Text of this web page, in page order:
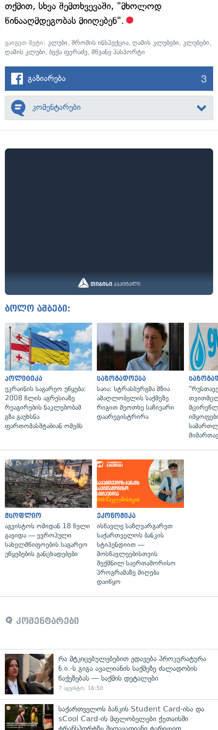
თქმით, სხვა შემთხვევაში, "მხოლოდ
წინააღმდეგობას მიიღებენ".
გაიგეთ მეტი: კლუბი, შრომის ინსპექცია, ღამის კლუბები, კლუბები,
ღამის კლუბი, ბექა ფერაძე, მწვანე პასპორტი
გაზიარება 3
კომენტარები
ბოლო ამბები:
პოლიტიკა
უკრაინის საგარეო უწყება:
2008 წლის აგრესიაზე
რეაგირების ნაკლებობამ
გზა გაუხსნა
ფართომასშტაბიან ომებს
საზოგადოება
საია: სტრასბურგმა მზია
ამაღლობელის საქმეზე
რიგით მეოთხე საჩივარი
დაარეგისტრირა
მსოფლიო
აგვისტოს ომიდან 18 წელი
გავიდა — ევროპული
სახელმწიფოების საგარეო
უწყებების განცხადებები
ეკონომიკა
ისწავლე საზღვარგარეთ
საქართველოს ბანკის
სტიპენდიით —
მოსწავლეებისთვის
შექმნილ საერთაშორისო
პროგრამაზე მიღება
დაიწყო
კომენტარები
რა მტკიცებულებებით ედავება პროკურატურა
ნ.ი.-ს გიგა ავალიანის საქმეზე ძალადობის
წაქეზებას — საქმის დეტალები
7 აგვისტო, 16:50
საქართველოს ბანკის Student Card-ისა და
sCool Card-ის მფლობელები ქუთაისში